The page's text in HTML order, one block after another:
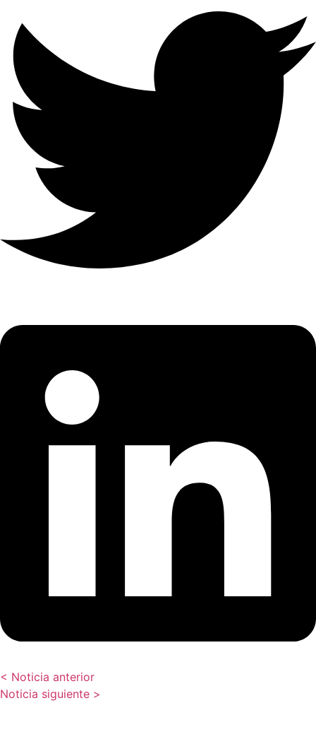
< Noticia anterior
Noticia siguiente >